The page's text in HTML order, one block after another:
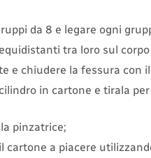
da 8 e legare ogni
tra loro sul
e chiudere la fessura con
in cartone e tirala
pinzatrice;
cartone a piacere